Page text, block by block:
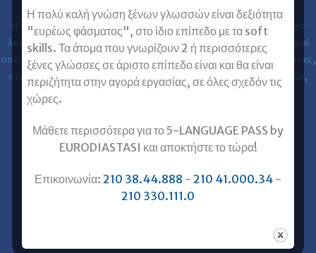
ΣΩΣΤΟ
ρυθμό;
Ευρωδιάσταση
Η Ευρωδιάσταση Κέντρα Ξένων Γλωσσών Ενηλίκων στα30 χρόνια
λειτουργίας της έχει εκπαιδεύσει 61.000 ενήλικες (φοιτητές, ιδιωτικοί
υπάλληλοι, δημόσιοι υπάλληλοι, στρατιωτικοί, ελεύθεροι επαγγελματίες,
στελέχη επιχειρήσεων, επαγγελματίες, ιατροί, νοσηλευτές, μηχανικοί,
κλπ) στις ξένες γλώσσες.
Επικοινωνία με Ευρωδιάσταση
Ευρωδιάσταση Online Μαθήματα
Ευρωδιάσταση Πειραιάς
Η πολύ καλή γνώση ξένων γλωσσών είναι δεξιότητα
"ευρέως φάσματος", στο ίδιο επίπεδο με τα soft
skills. Τα άτομα που γνωρίζουν 2 ή περισσότερες
ξένες γλώσσες σε άριστο επίπεδο είναι και θα είναι
περιζήτητα στην αγορά εργασίας, σε όλες σχεδόν τις
χώρες.
Μάθετε περισσότερα για το 5-LANGUAGE PASS by
EURODIASTASI και αποκτήστε το τώρα!
Επικοινωνία: 210 38.44.888 - 210 41.000.34 -
210 330.111.0